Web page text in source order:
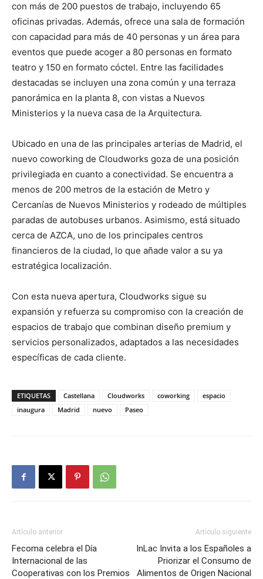
con más de 200 puestos de trabajo, incluyendo 65
oficinas privadas. Además, ofrece una sala de formación
con capacidad para más de 40 personas y un área para
eventos que puede acoger a 80 personas en formato
teatro y 150 en formato cóctel. Entre las facilidades
destacadas se incluyen una zona común y una terraza
panorámica en la planta 8, con vistas a Nuevos
Ministerios y la nueva casa de la Arquitectura.
Ubicado en una de las principales arterias de Madrid, el
nuevo coworking de Cloudworks goza de una posición
privilegiada en cuanto a conectividad. Se encuentra a
menos de 200 metros de la estación de Metro y
Cercanías de Nuevos Ministerios y rodeado de múltiples
paradas de autobuses urbanos. Asimismo, está situado
cerca de AZCA, uno de los principales centros
financieros de la ciudad, lo que añade valor a su ya
estratégica localización.
Con esta nueva apertura, Cloudworks sigue su
expansión y refuerza su compromiso con la creación de
espacios de trabajo que combinan diseño premium y
servicios personalizados, adaptados a las necesidades
específicas de cada cliente.
ETIQUETAS Castellana Cloudworks coworking
espacio
inaugura
Madrid nuevo Paseo
Artículo anterior
Fecoma celebra el Día
Internacional de las
Cooperativas con los Premios
Artículo siguiente
InLac Invita a los Españoles a
Priorizar el Consumo de
Alimentos de Origen Nacional